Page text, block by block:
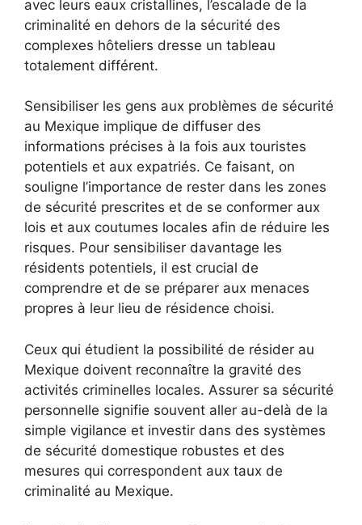
avec leurs eaux cristallines, l’escalade de la
criminalité en dehors de la sécurité des
complexes hôteliers dresse un tableau
totalement différent.
Sensibiliser les gens aux problèmes de sécurité
au Mexique implique de diffuser des
informations précises à la fois aux touristes
potentiels et aux expatriés. Ce faisant, on
souligne l’importance de rester dans les zones
de sécurité prescrites et de se conformer aux
lois et aux coutumes locales afin de réduire les
risques. Pour sensibiliser davantage les
résidents potentiels, il est crucial de
comprendre et de se préparer aux menaces
propres à leur lieu de résidence choisi.
Ceux qui étudient la possibilité de résider au
Mexique doivent reconnaître la gravité des
activités criminelles locales. Assurer sa sécurité
personnelle signifie souvent aller au-delà de la
simple vigilance et investir dans des systèmes
de sécurité domestique robustes et des
mesures qui correspondent aux taux de
criminalité au Mexique.